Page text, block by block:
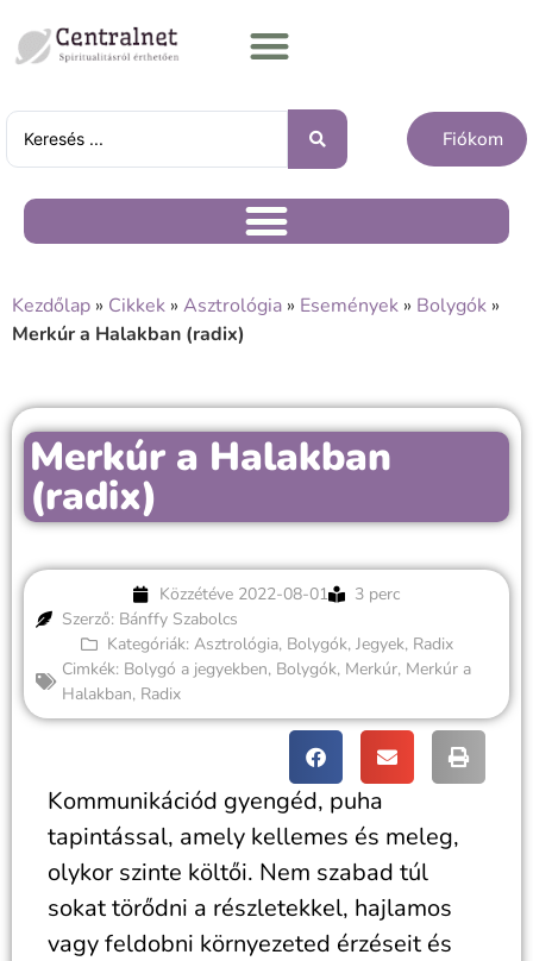
Fiókom
Kezdőlap » Cikkek » Asztrológia » Események » Bolygók »
Merkúr a Halakban (radix)
Merkúr a Halakban
(radix)
Közzétéve 2022-08-01
3 perc
Szerző: Bánffy Szabolcs
Kategóriák: Asztrológia, Bolygók, Jegyek, Radix
Cimkék: Bolygó a jegyekben, Bolygók, Merkúr, Merkúr a
Halakban, Radix
Kommunikációd gyengéd, puha
tapintással, amely kellemes és meleg,
olykor szinte költői. Nem szabad túl
sokat törődni a részletekkel, hajlamos
vagy feldobni környezeted érzéseit és